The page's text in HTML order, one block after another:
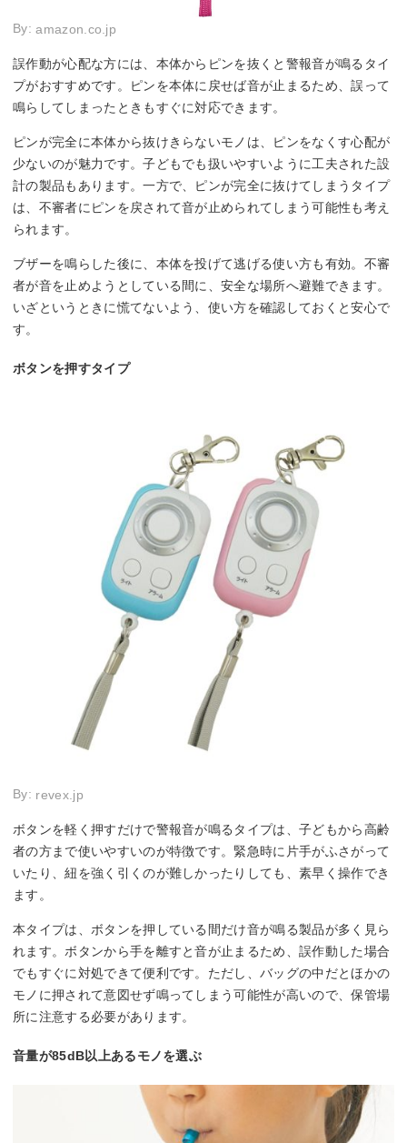
By:amazon.co.jp
誤作動が心配な方には、本体からピンを抜くと警報音が鳴るタイ
プがおすすめです。ピンを本体に戻せば音が止まるため、誤って
鳴らしてしまったときもすぐに対応できます。
ピンが完全に本体から抜けきらないモノは、ピンをなくす心配が
少ないのが魅力です。子どもでも扱いやすいように工夫された設
計の製品もあります。一方で、ピンが完全に抜けてしまうタイプ
は、不審者にピンを戻されて音が止められてしまう可能性も考え
られます。
ブザーを鳴らした後に、本体を投げて逃げる使い方も有効。不審
者が音を止めようとしている間に、安全な場所へ避難できます。
いざというときに慌てないよう、使い方を確認しておくと安心で
す。
ボタンを押すタイプ
By: revex.jp
ボタンを軽く押すだけで警報音が鳴るタイプは、子どもから高齢
者の方まで使いやすいのが特徴です。緊急時に片手がふさがって
いたり、紐を強く引くのが難しかったりしても、素早く操作でき
ます。
本タイプは、ボタンを押している間だけ音が鳴る製品が多く見ら
れます。ボタンから手を離すと音が止まるため、誤作動した場合
でもすぐに対処できて便利です。ただし、バッグの中だとほかの
モノに押されて意図せず鳴ってしまう可能性が高いので、保管場
所に注意する必要があります。
音量が85dB以上あるモノを選ぶ